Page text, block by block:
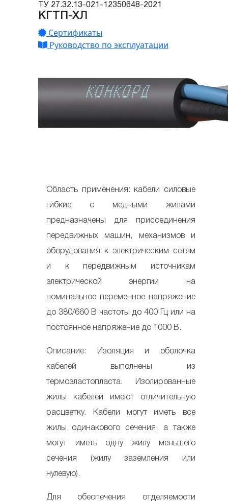
ТУ 27.32.13-021-12350648-2021
КГТП-ХЛ
Сертификаты
Руководство по эксплуатации
Область применения: кабели силовые
гибкие с медными жилами
предназначены для присоединения
передвижных машин, механизмов и
оборудования к электрическим сетям
и к передвижным источникам
электрической энергии на
номинальное переменное напряжение
до 380/660 В частоты до 400 Гц или на
постоянное напряжение до 1000 В.
Описание: Изоляция и оболочка
кабелей выполнены из
термоэластопласта. Изолированные
жилы кабелей имеют отличительную
расцветку. Кабели могут иметь все
жилы одинакового сечения, а также
могут иметь одну жилу меньшего
сечения (жилу заземления или
нулевую).
Для обеспечения отделяемости